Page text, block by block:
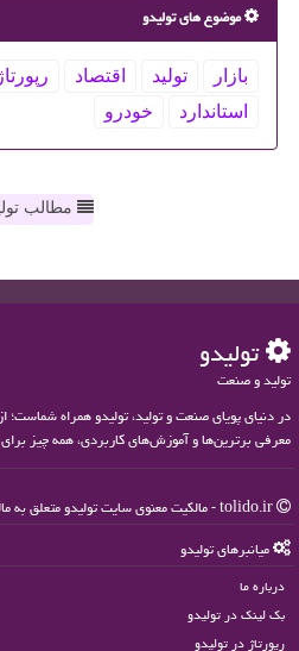
موضوع های تولیدو
بازار تولید اقتصاد رپورتاژ
استاندارد
خودرو
مطالب
تولیدو
تولید و صنعت
در دنیای پویای صنعت و تولید، تولیدو همراه شماست؛
معرفی برترین‌ها و آموزش‌های کاربردی، همه چیز
میانبرهای تولیدو
درباره ما
بک لینک در تولیدو
رپورتاژ در تولیدو